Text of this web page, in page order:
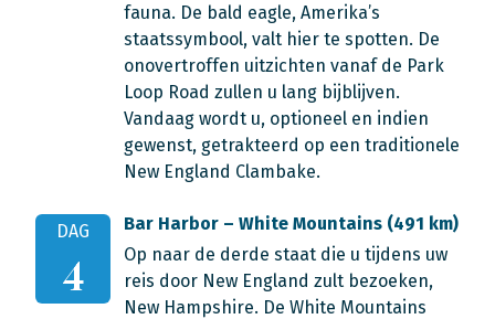
fauna. De bald eagle, Amerika’s
staatssymbool, valt hier te spotten. De
onovertroffen uitzichten vanaf de Park
Loop Road zullen u lang bijblijven.
Vandaag wordt u, optioneel en indien
gewenst, getrakteerd op een traditionele
New England Clambake.
DAG
4
Bar Harbor – White Mountains (491 km)
Op naar de derde staat die u tijdens uw
reis door New England zult bezoeken,
New Hampshire. De White Mountains